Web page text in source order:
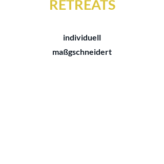
RETREATS
individuell
maßgschneidert